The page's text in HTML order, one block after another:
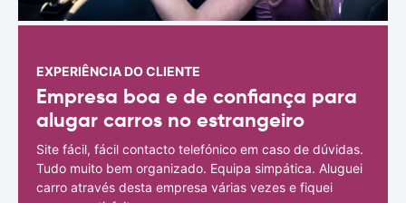
EXPERIÊNCIA DO CLIENTE
Empresa boa e de confiança para
alugar carros no estrangeiro
Site fácil, fácil contacto telefónico em caso de dúvidas.
Tudo muito bem organizado. Equipa simpática. Aluguei
carro através desta empresa várias vezes e fiquei